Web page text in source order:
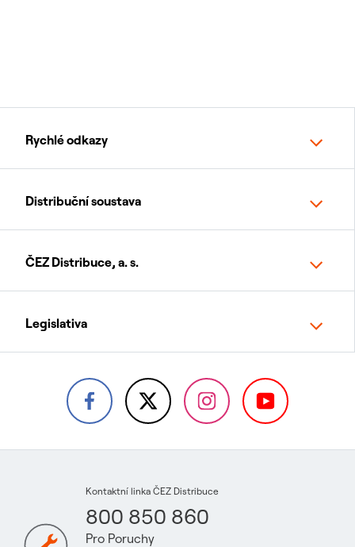
Rychlé odkazy
Distribuční soustava
ČEZ Distribuce, a. s.
Legislativa
Kontaktní linka ČEZ Distribuce
800 850 860
Pro Poruchy